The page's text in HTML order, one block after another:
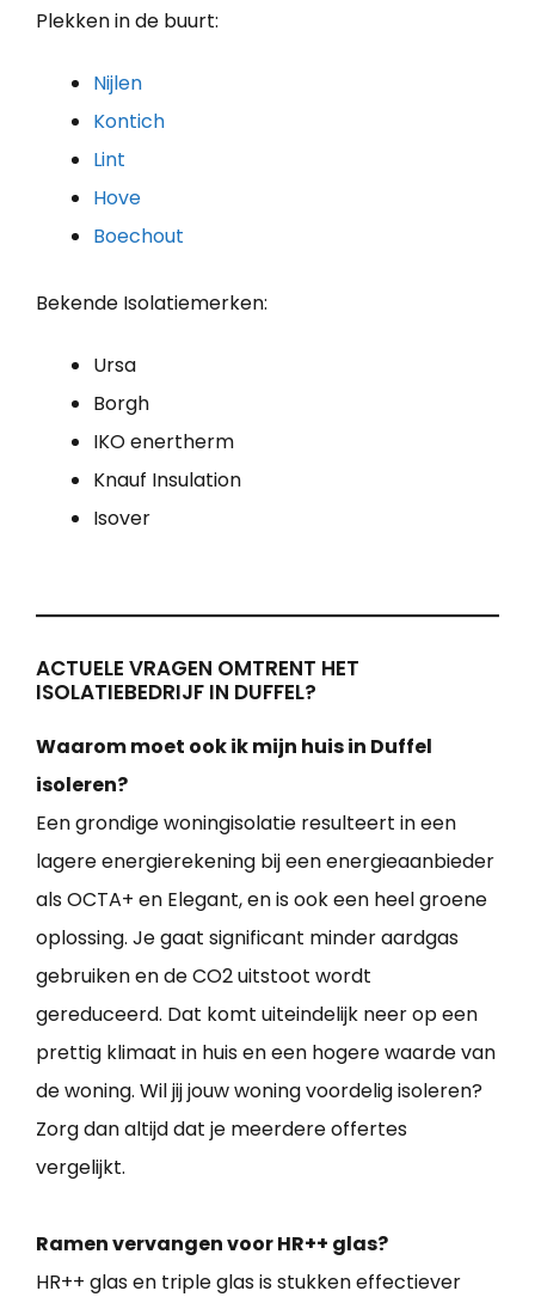
Plekken in de buurt:
Nijlen
Kontich
Lint
Hove
Boechout
Bekende Isolatiemerken:
Ursa
Borgh
IKO enertherm
Knauf Insulation
Isover
ACTUELE VRAGEN OMTRENT HET
ISOLATIEBEDRIJF IN DUFFEL?
Waarom moet ook ik mijn huis in Duffel
isoleren?
Een grondige woningisolatie resulteert in een
lagere energierekening bij een energieaanbieder
als OCTA+ en Elegant, en is ook een heel groene
oplossing. Je gaat significant minder aardgas
gebruiken en de CO2 uitstoot wordt
gereduceerd. Dat komt uiteindelijk neer op een
prettig klimaat in huis en een hogere waarde van
de woning. Wil jij jouw woning voordelig isoleren?
Zorg dan altijd dat je meerdere offertes
vergelijkt.
Ramen vervangen voor HR++ glas?
HR++ glas en triple glas is stukken effectiever